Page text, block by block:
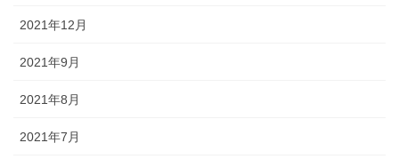
2021年12月
2021年9月
2021年8月
2021年7月